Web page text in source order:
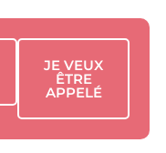
JE VEUX
ÊTRE
APPELÉ